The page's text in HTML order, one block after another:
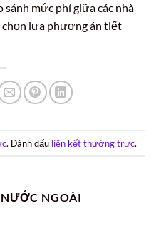
mức phí giữa các nhà
chọn lựa phương án tiết
. Đánh dấu liên kết thường trực.
NGOÀI